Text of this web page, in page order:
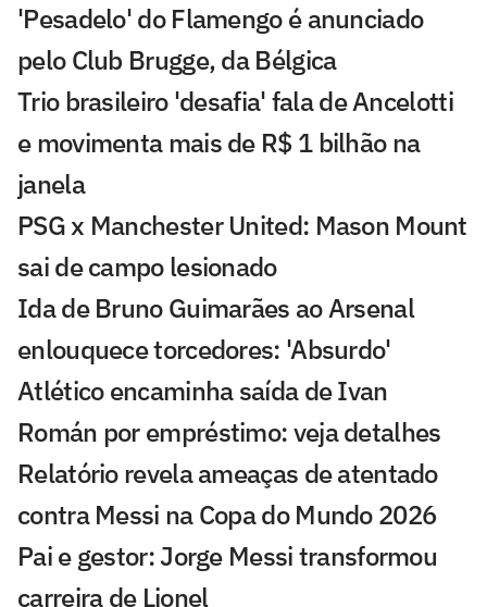
'Pesadelo' do Flamengo é anunciado
pelo Club Brugge, da Bélgica
Trio brasileiro 'desafia' fala de Ancelotti
e movimenta mais de R$ 1 bilhão na
janela
PSG x Manchester United: Mason Mount
sai de campo lesionado
Ida de Bruno Guimarães ao Arsenal
enlouquece torcedores: 'Absurdo'
Atlético encaminha saída de Ivan
Román por empréstimo: veja detalhes
Relatório revela ameaças de atentado
contra Messi na Copa do Mundo 2026
Pai e gestor: Jorge Messi transformou
carreira de Lionel